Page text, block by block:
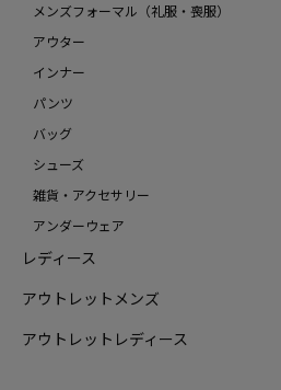
メンズフォーマル（礼服・喪服）
アウター
インナー
パンツ
バッグ
シューズ
雑貨・アクセサリー
アンダーウェア
レディース
アウトレットメンズ
アウトレットレディース